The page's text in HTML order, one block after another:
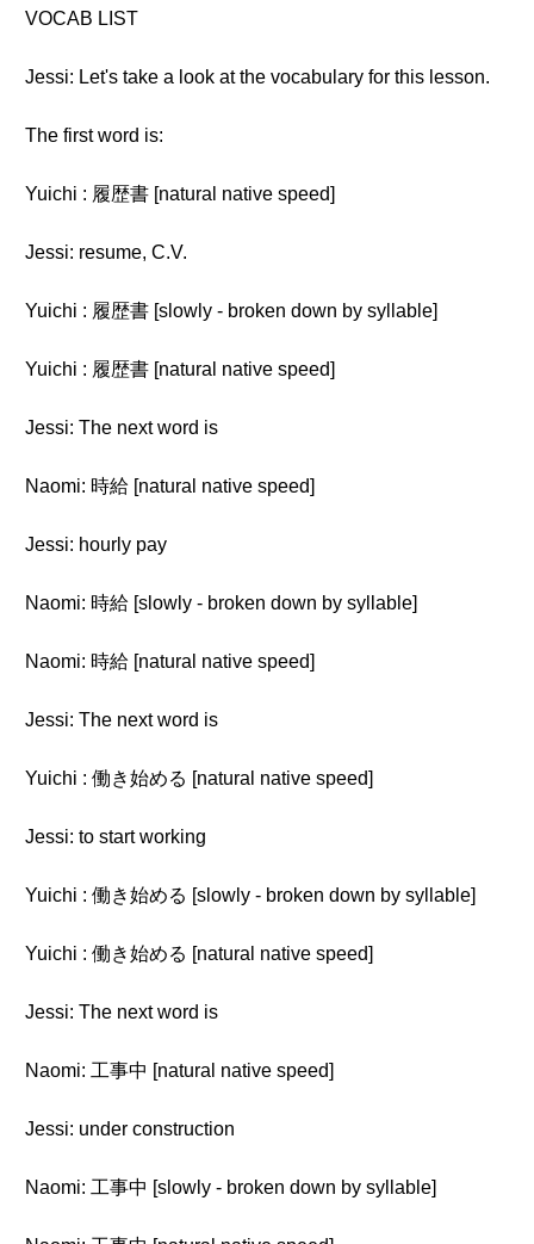
VOCAB LIST
Jessi: Let's take a look at the vocabulary for this lesson.
The first word is:
Yuichi : 履歴書 [natural native speed]
Jessi: resume, C.V.
Yuichi : 履歴書 [slowly - broken down by syllable]
Yuichi : 履歴書 [natural native speed]
Jessi: The next word is
Naomi: 時給 [natural native speed]
Jessi: hourly pay
Naomi: 時給 [slowly - broken down by syllable]
Naomi: 時給 [natural native speed]
Jessi: The next word is
Yuichi : 働き始める [natural native speed]
Jessi: to start working
Yuichi : 働き始める [slowly - broken down by syllable]
Yuichi : 働き始める [natural native speed]
Jessi: The next word is
Naomi: 工事中 [natural native speed]
Jessi: under construction
Naomi: 工事中 [slowly - broken down by syllable]